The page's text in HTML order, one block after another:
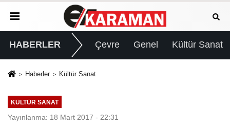
HABERLER Çevre Genel Kültür Sanat
Haberler Kültür Sanat
KÜLTÜR SANAT
Yayınlanma: 18 Mart 2017 - 22:31